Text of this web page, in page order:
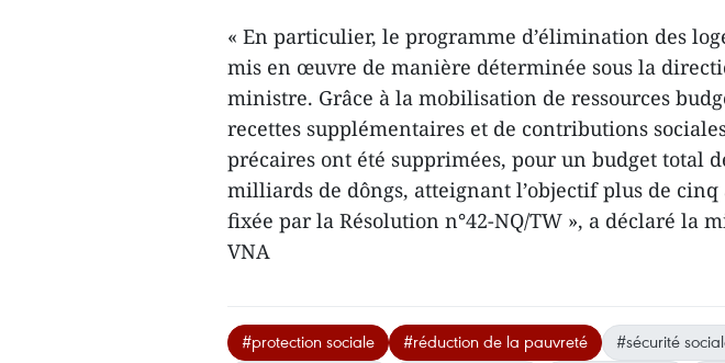
« En particulier, le programme d’élimination des
mis en œuvre de manière déterminée sous la
ministre. Grâce à la mobilisation de ressources
recettes supplémentaires et de contributions
précaires ont été supprimées, pour un budget total
milliards de dôngs, atteignant l’objectif plus de cinq
fixée par la Résolution n°42-NQ/TW », a déclaré la
VNA
#protection sociale #réduction de la pauvreté #sécurité